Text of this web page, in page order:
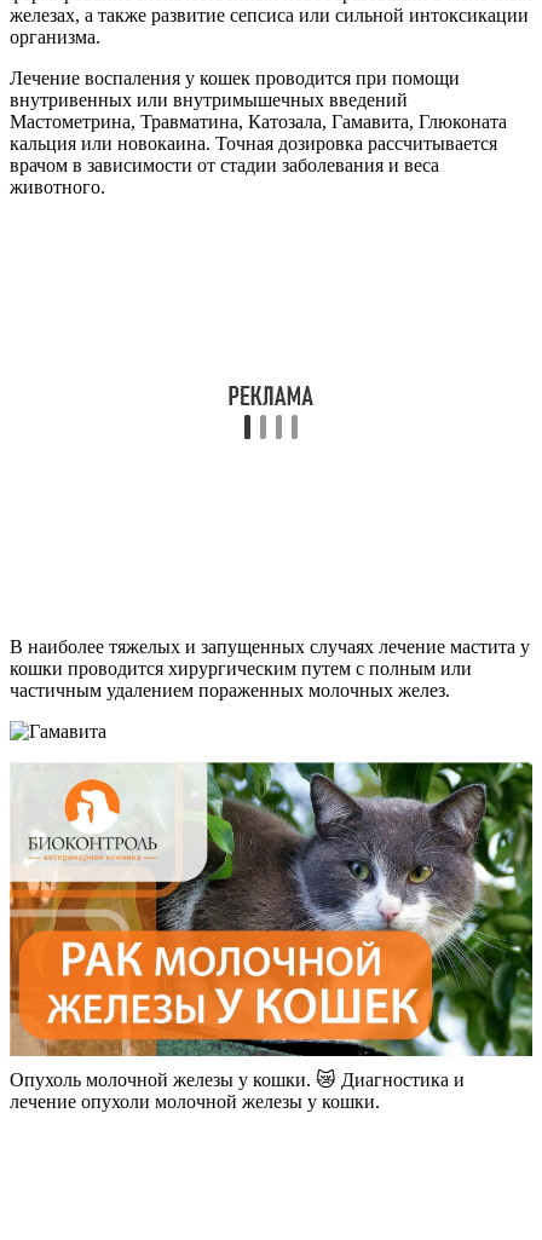
железах, а также развитие сепсиса или сильной интоксикации
организма.
Лечение воспаления у кошек проводится при помощи
внутривенных или внутримышечных введений
Мастометрина, Травматина, Катозала, Гамавита, Глюконата
кальция или новокаина. Точная дозировка рассчитывается
врачом в зависимости от стадии заболевания и веса
животного.
В наиболее тяжелых и запущенных случаях лечение мастита у
кошки проводится хирургическим путем с полным или
частичным удалением пораженных молочных желез.
Опухоль молочной железы у кошки. 😿 Диагностика и
лечение опухоли молочной железы у кошки.